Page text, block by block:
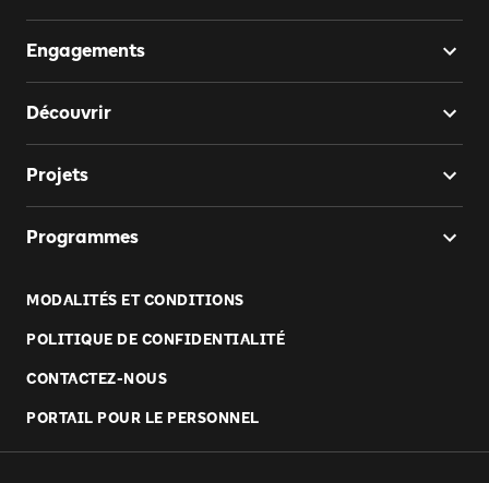
Engagements
Découvrir
Projets
Programmes
MODALITÉS ET CONDITIONS
POLITIQUE DE CONFIDENTIALITÉ
CONTACTEZ-NOUS
PORTAIL POUR LE PERSONNEL